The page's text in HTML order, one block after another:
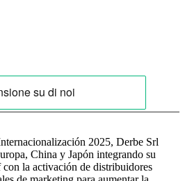
2025, Derbe Srl
China y Japón integrando su
la activación de distribuidores